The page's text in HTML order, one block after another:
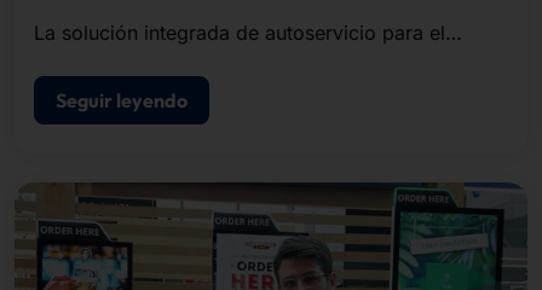
La solución integrada de autoservicio para el
acreditaciones y el control de acceso.
Seguir leyendo